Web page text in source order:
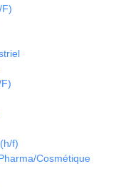
F)
f)
Cosmétique